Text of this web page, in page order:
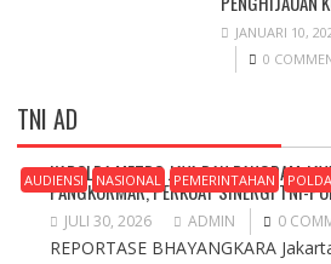
JANUARI 10,
0
TNI AD
AUDIENSI NASIONAL PEMERINTAHAN POLDA
KAPOLDA METRO JAYA DAN PANGDAM
PANGKORMAR, PERKUAT SINERGI TNI-
JULI 30, 2026 ADMIN 0
REPORTASE BHAYANGKARA